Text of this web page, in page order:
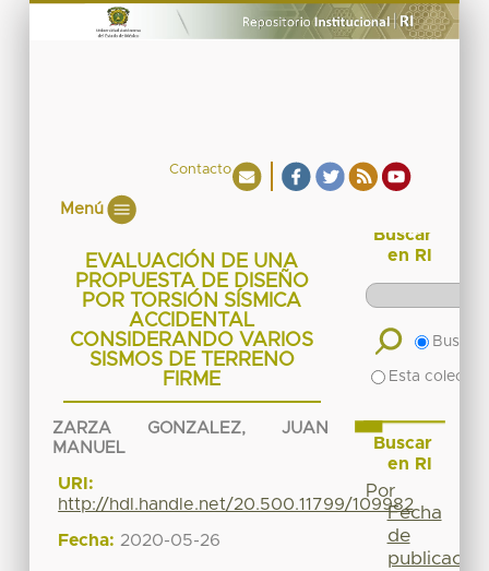
Contacto
Menú
EVALUACIÓN DE UNA
PROPUESTA DE DISEÑO
POR TORSIÓN SÍSMICA
ACCIDENTAL
CONSIDERANDO VARIOS
SISMOS DE TERRENO
FIRME
ZARZA GONZALEZ, JUAN
MANUEL
URI:
http://hdl.handle.net/20.500.11799/109982
Fecha: 2020-05-26
Buscar
en RI
Buscar
Esta
Buscar
en RI
Por
Fecha
de
publicación